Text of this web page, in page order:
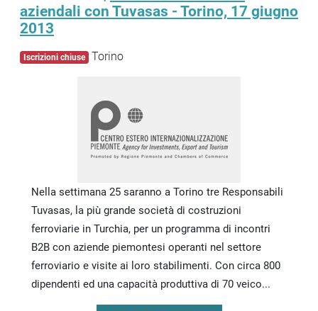
aziendali con Tuvasas - Torino, 17 giugno
2013
Iscrizioni chiuse Torino
Nella settimana 25 saranno a Torino tre Responsabili
Tuvasas, la più grande società di costruzioni
ferroviarie in Turchia, per un programma di incontri
B2B con aziende piemontesi operanti nel settore
ferroviario e visite ai loro stabilimenti. Con circa 800
dipendenti ed una capacità produttiva di 70 veico...